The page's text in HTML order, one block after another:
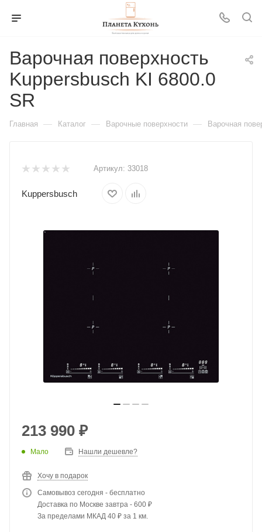
Варочная поверхность
Kuppersbusch KI 6800.0
SR
Главная — Каталог — Варочные поверхности — Варочная
Артикул: 33018
Kuppersbusch
213 990 ₽
Мало Нашли дешевле?
Хочу в подарок
Самовывоз сегодня - бесплатно
Доставка по Москве завтра - 600 ₽
За пределами МКАД 40 ₽ за 1 км.